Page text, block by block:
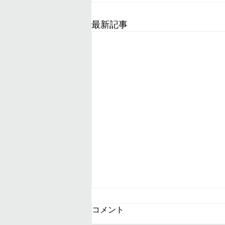
最新記事
夏休みのお知らせ
コメント